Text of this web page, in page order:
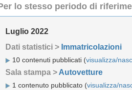
lo stesso periodo di
Luglio 2022
Dati statistici > Immatricolazioni
10 contenuti pubblicati (visualizza/
Sala stampa > Autovetture
1 contenuto pubblicato (visualizza/